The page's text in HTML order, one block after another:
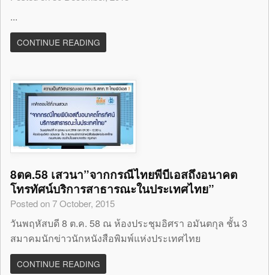
...
CONTINUE READING
8ตค.58 เสวนา”จากกรณีไทยพีบีเอสถึงอนาคต
โทรทัศน์บริการสาธารณะในประเทศไทย”
Posted on 7 October, 2015
วันพฤหัสบดี 8 ต.ค. 58 ณ ห้องประชุมอิศรา อมันตกุล ชั้น 3
สมาคมนักข่าวนักหนังสือพิมพ์แห่งประเทศไทย
CONTINUE READING